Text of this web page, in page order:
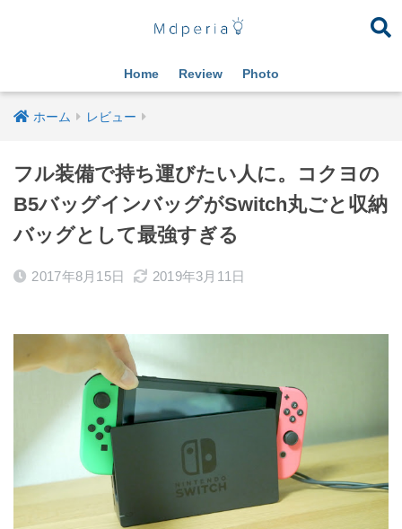
Home Review Photo
ホーム レビュー
フル装備で持ち運びたい人に。コクヨの
B5バッグインバッグがSwitch丸ごと収納
バッグとして最強すぎる
2017年8月15日 2019年3月11日